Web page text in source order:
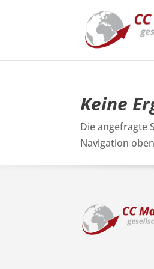
Keine
Die angefragte
Navigation